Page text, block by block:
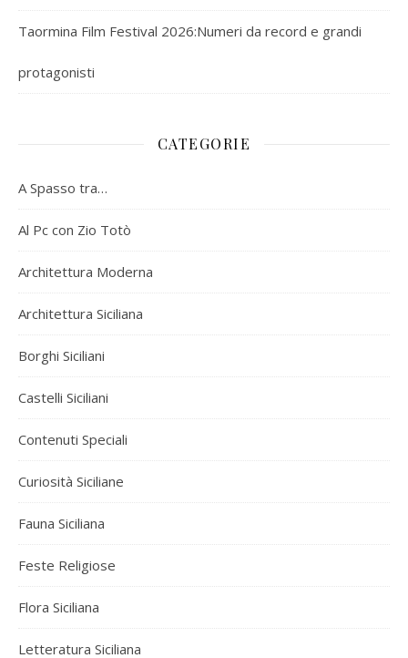
Taormina Film Festival 2026:Numeri da record e grandi
protagonisti
CATEGORIE
A Spasso tra…
Al Pc con Zio Totò
Architettura Moderna
Architettura Siciliana
Borghi Siciliani
Castelli Siciliani
Contenuti Speciali
Curiosità Siciliane
Fauna Siciliana
Feste Religiose
Flora Siciliana
Letteratura Siciliana